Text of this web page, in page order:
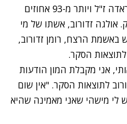
זדורוב לא רצח את תאיר ראדה ז"ל ויותר מ-93 אחוזים
אולגה זדורוב, אשתו של מי
שנה עונש באשמת הרצח, רומן זדורוב,
לתוצאות הסקר.
אני מקבלת המון הודעות
לתוצאות הסקר. "אין שום
לי מישהי שאני מאמינה שהיא